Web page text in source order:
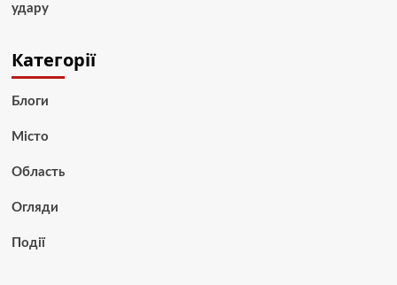
удару
Категорії
Блоги
Місто
Область
Огляди
Події